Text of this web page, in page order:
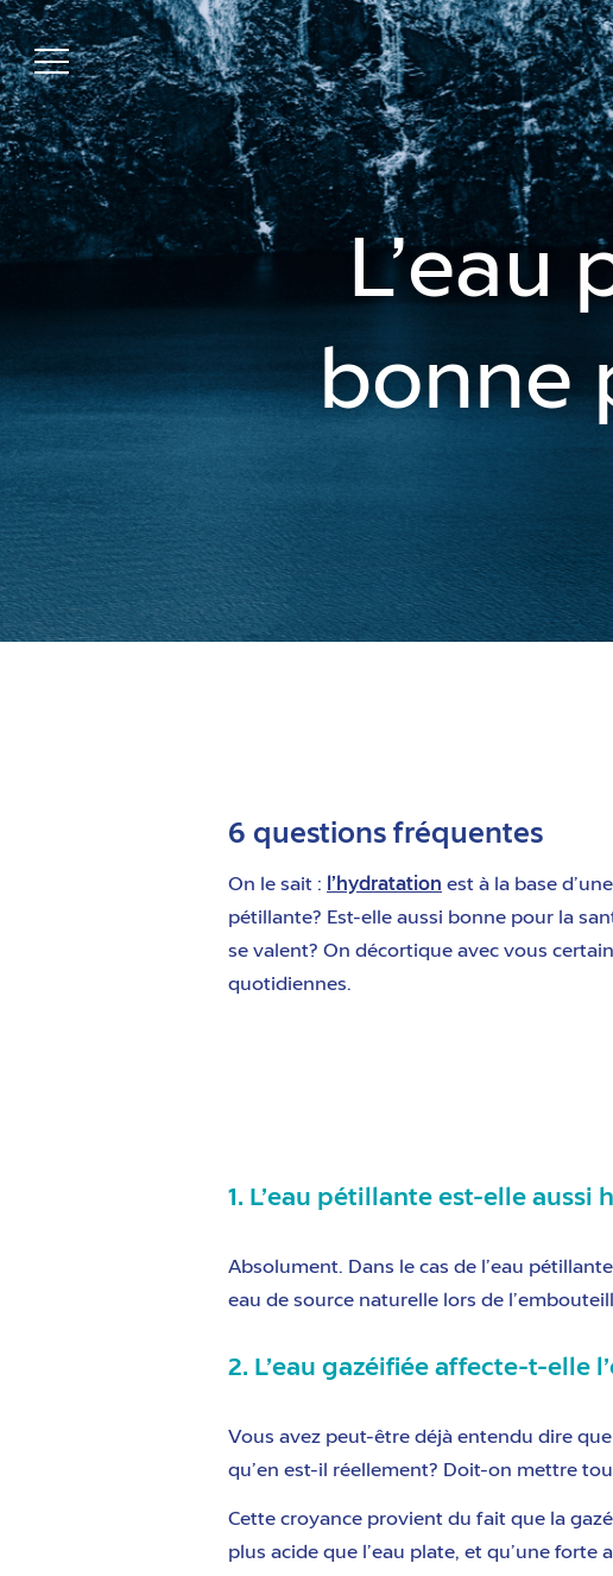
L’eau
bonne
6 questions fréquentes
On le sait : l’hydratation est à la base
pétillante? Est-elle aussi bonne pour la
se valent? On décortique avec vous
quotidiennes.
1. L’eau pétillante est-elle aussi
Absolument. Dans le cas de l’eau
eau de source naturelle lors de
2. L’eau gazéifiée affecte-t-elle
Vous avez peut-être déjà entendu dire
qu’en est-il réellement? Doit-on mettre
Cette croyance provient du fait que la
plus acide que l’eau plate, et qu’une